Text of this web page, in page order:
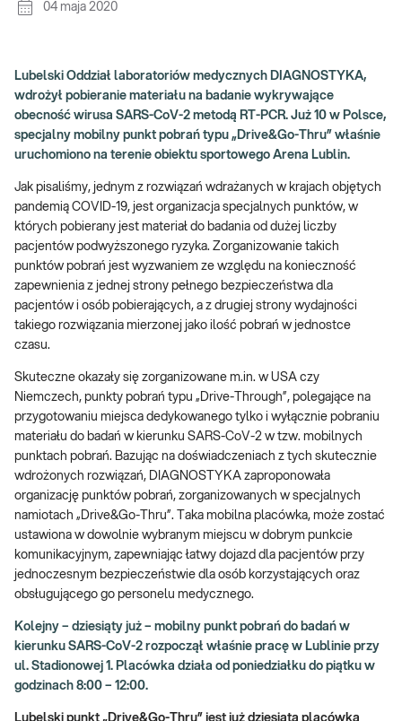
04 maja 2020
Lubelski Oddział laboratoriów medycznych DIAGNOSTYKA,
wdrożył pobieranie materiału na badanie wykrywające
obecność wirusa SARS-CoV-2 metodą RT-PCR. Już 10 w Polsce,
specjalny mobilny punkt pobrań typu „Drive&Go-Thru” właśnie
uruchomiono na terenie obiektu sportowego Arena Lublin.
Jak pisaliśmy, jednym z rozwiązań wdrażanych w krajach objętych
pandemią COVID-19, jest organizacja specjalnych punktów, w
których pobierany jest materiał do badania od dużej liczby
pacjentów podwyższonego ryzyka. Zorganizowanie takich
punktów pobrań jest wyzwaniem ze względu na konieczność
zapewnienia z jednej strony pełnego bezpieczeństwa dla
pacjentów i osób pobierających, a z drugiej strony wydajności
takiego rozwiązania mierzonej jako ilość pobrań w jednostce
czasu.
Skuteczne okazały się zorganizowane m.in. w USA czy
Niemczech, punkty pobrań typu „Drive-Through”, polegające na
przygotowaniu miejsca dedykowanego tylko i wyłącznie pobraniu
materiału do badań w kierunku SARS-CoV-2 w tzw. mobilnych
punktach pobrań. Bazując na doświadczeniach z tych skutecznie
wdrożonych rozwiązań, DIAGNOSTYKA zaproponowała
organizację punktów pobrań, zorganizowanych w specjalnych
namiotach „Drive&Go-Thru”. Taka mobilna placówka, może zostać
ustawiona w dowolnie wybranym miejscu w dobrym punkcie
komunikacyjnym, zapewniając łatwy dojazd dla pacjentów przy
jednoczesnym bezpieczeństwie dla osób korzystających oraz
obsługującego go personelu medycznego.
Kolejny – dziesiąty już – mobilny punkt pobrań do badań w
kierunku SARS-CoV-2 rozpoczął właśnie pracę w Lublinie przy
ul. Stadionowej 1. Placówka działa od poniedziałku do piątku w
godzinach 8:00 – 12:00.
Lubelski punkt „Drive&Go-Thru” jest już dziesiątą placówką